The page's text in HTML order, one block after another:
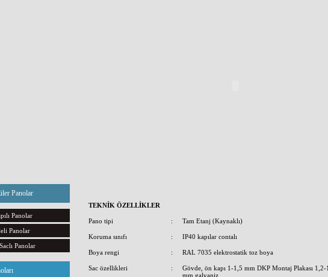
Panolar
Panolar
Panolar
Panolar
TEKNİK ÖZELLİKLER
Pano tipi : Tam Etanj (Kaynaklı)
Koruma sınıfı : IP40 kapılar contalı
Boya rengi : RAL 7035 elektrostatik toz boya
Sac özellikleri :
Gövde, ön kapı 1-1,5 mm DKP Montaj Plakası 1,2-
mm galvaniz